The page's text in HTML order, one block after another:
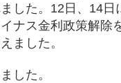
した。12日、14
ナス金利政策解
ました。
した。